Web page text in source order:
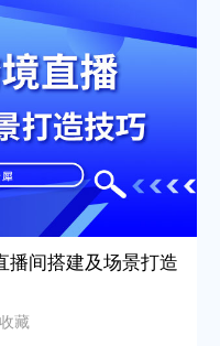
播间搭建及场景打造
藏